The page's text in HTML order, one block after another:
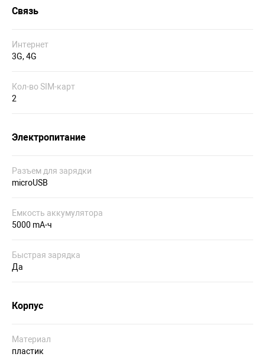
Связь
Интернет
3G, 4G
Кол-во SIM-карт
2
Электропитание
Разъем для зарядки
microUSB
Емкость аккумулятора
5000 mA-ч
Быстрая зарядка
Да
Корпус
Материал
пластик